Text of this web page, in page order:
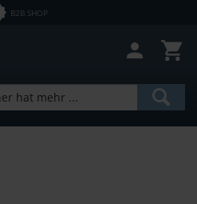
B2B SHOP